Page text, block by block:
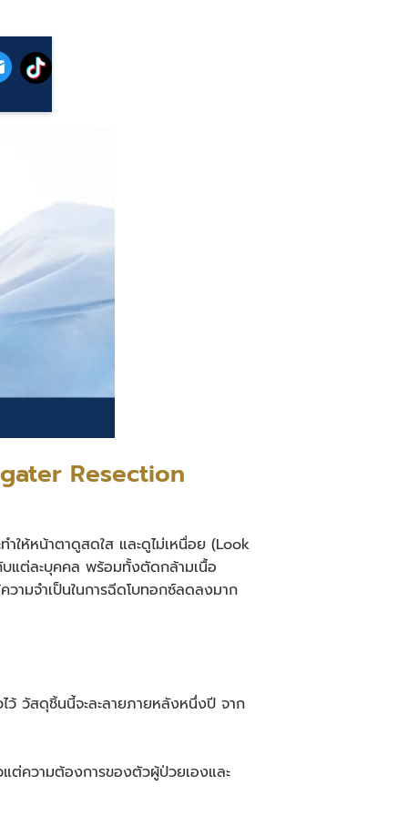
Resection
ำให้หน้าตาดูสดใส และดูไม่เหนื่อย (look
แต่ละบุคคล พร้อมทั้งตัดกล้ามเนื้อ
วามจำเป็นในการฉีดโบทอกซ์ลดลงมาก
ว้ วัสดุชิ้นนี้จะละลายภายหลังหนึ่งปี จาก
ต่ความต้องการของตัวผู้ป่วยเองและ